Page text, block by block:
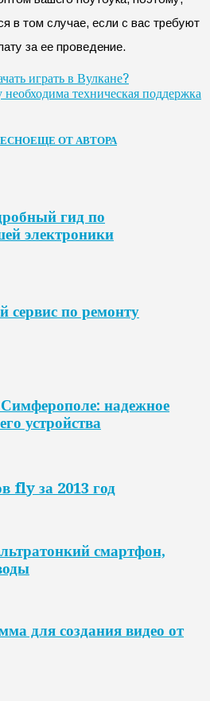
в том случае, если с вас требуют
за ее проведение.
играть в Вулкане?
техническая поддержка
ЕЩЕ ОТ АВТОРА
гид по
электроники
по ремонту
надежное
устройства
fly за 2013 год
смартфон,
для создания видео от